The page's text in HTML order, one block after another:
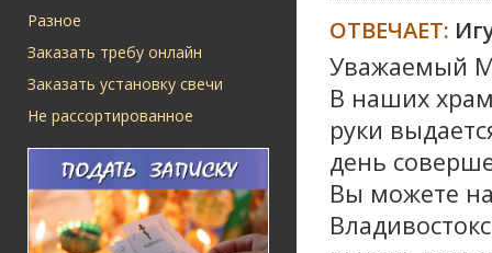
Разное
Заказать требу онлайн
Заказать установку свечи
Не рассортированное
ОТВЕЧАЕТ:
Уважаемый
В наших
руки
день
Вы можете